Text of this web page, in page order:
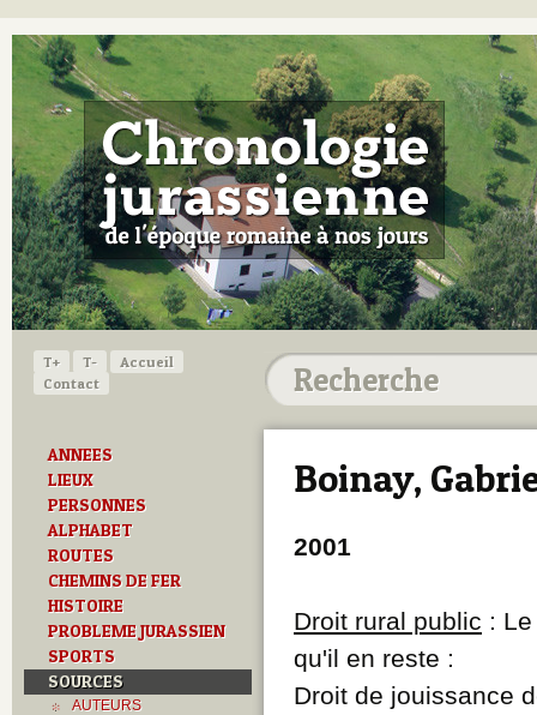
T+ T-
Accueil
Contact
ANNEES
LIEUX
PERSONNES
ALPHABET
ROUTES
CHEMINS DE FER
HISTOIRE
PROBLEME JURASSIEN
SPORTS
SOURCES
AUTEURS
Boinay,
2001
Droit rural public :
qu'il en reste :
Droit de jouissance